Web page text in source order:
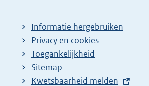
Informatie hergebruiken
Privacy en cookies
Toegankelijkheid
Sitemap
E
Kwetsbaarheid melden